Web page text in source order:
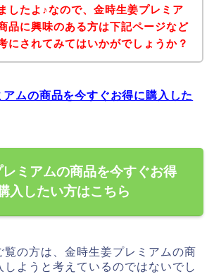
したよ♪なので、金時生姜プレミア
品に興味のある方は下記ページなど
にされてみてはいかがでしょうか？
ムの商品を今すぐお得に購入した
ミアムの商品を今すぐお得
入したい方はこちら
覧の方は、金時生姜プレミアムの商
しようと考えているのではないでし